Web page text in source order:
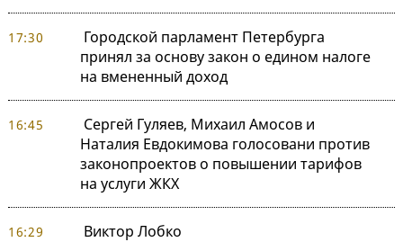
17:30
Городской парламент Петербурга
принял за основу закон о едином налоге
на вмененный доход
16:45
Сергей Гуляев, Михаил Амосов и
Наталия Евдокимова голосовани против
законопроектов о повышении тарифов
на услуги ЖКХ
16:29 Виктор Лобко